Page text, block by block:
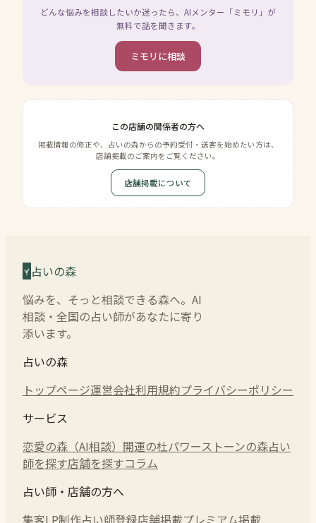
どんな悩みを相談したいか迷ったら、AIメンター「ミモリ」が
無料で話を聞きます。
ミモリに相談
この店舗の関係者の方へ
掲載情報の修正や、占いの森からの予約受付・送客を始めたい方は、
店舗掲載のご案内をご覧ください。
店舗掲載について
占いの森
悩みを、そっと相談できる森へ。AI
相談・全国の占い師があなたに寄り
添います。
占いの森
トップページ運営会社利用規約プライバシーポリシー
サービス
恋愛の森（AI相談） 開運の杜パワーストーンの森占い
師を探す店舗を探すコラム
占い師・店舗の方へ
集客LP制作占い師登録店舗掲載プレミアム掲載